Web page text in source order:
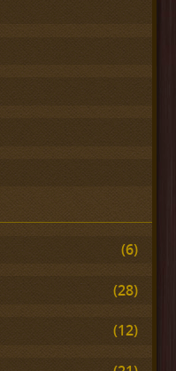
(6)
(28)
(12)